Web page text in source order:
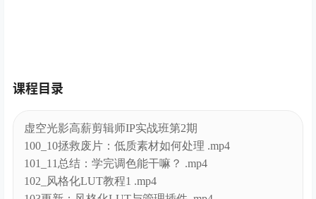
100_10拯救废片：低质素材如何处理 .mp4
101_11总结：学完调色能干嘛？ .mp4
102_风格化LUT教程1 .mp4
103更新：风格化LUT与管理插件 .mp4
104_公开课：快速理解PR调色Lumetri参数 .mp4